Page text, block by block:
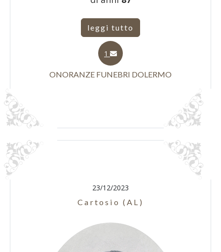
leggi tutto
1
ONORANZE FUNEBRI DOLERMO
23/12/2023
Cartosio (AL)